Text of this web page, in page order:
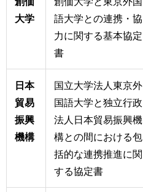
大学
語大学との連携・協
力に関する基本協定
書
日本
貿易
振興
機構
国立大学法人東京外
国語大学と独立行政
法人日本貿易振興機
構との間における包
括的な連携推進に関
する協定書